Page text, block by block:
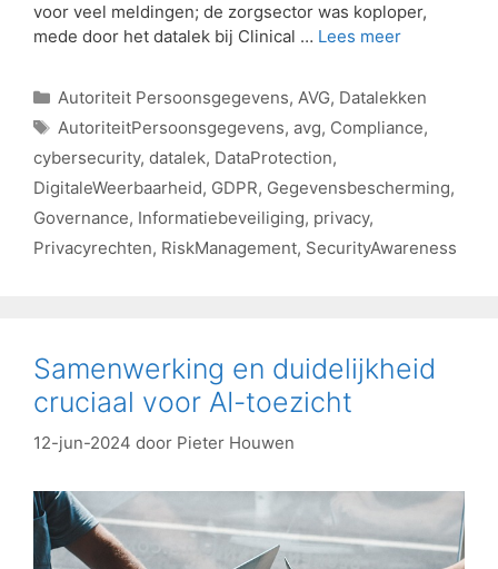
voor veel meldingen; de zorgsector was koploper,
mede door het datalek bij Clinical … Lees meer
Autoriteit Persoonsgegevens, AVG, Datalekken
AutoriteitPersoonsgegevens, avg, Compliance,
cybersecurity, datalek, DataProtection,
DigitaleWeerbaarheid, GDPR, Gegevensbescherming,
Governance, Informatiebeveiliging, privacy,
Privacyrechten, RiskManagement, SecurityAwareness
Samenwerking en duidelijkheid
cruciaal voor AI-toezicht
12-jun-2024 door Pieter Houwen